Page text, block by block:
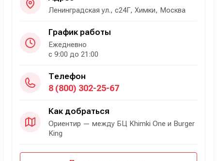
Ленинградская ул., с24Г, Химки, Москва
График работы
Ежедневно
с 9:00 до 21:00
Телефон
8 (800) 302-25-67
Как добраться
Ориентир — между БЦ Khimki One и Burger
King